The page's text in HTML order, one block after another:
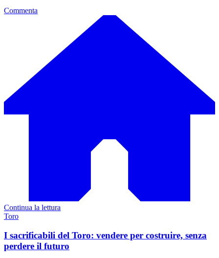
Commenta
Continua la lettura
Toro
I sacrificabili del Toro: vendere per costruire, senza
perdere il futuro